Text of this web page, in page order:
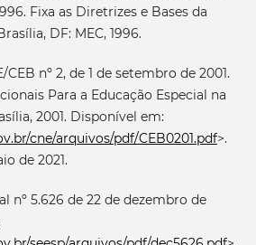
Fixa as Diretrizes e Bases da
DF: MEC, 1996.
CEB nº 2, de 1 de setembro de 2001.
Para a Educação Especial na
2001. Disponível em:
cne/arquivos/pdf/CEB0201.pdf>.
de 2021.
nº 5.626 de 22 de dezembro de